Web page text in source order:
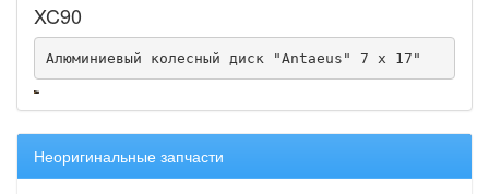
XC90
Алюминиевый колесный диск "Antaeus" 7 x 17"
Неоригинальные запчасти